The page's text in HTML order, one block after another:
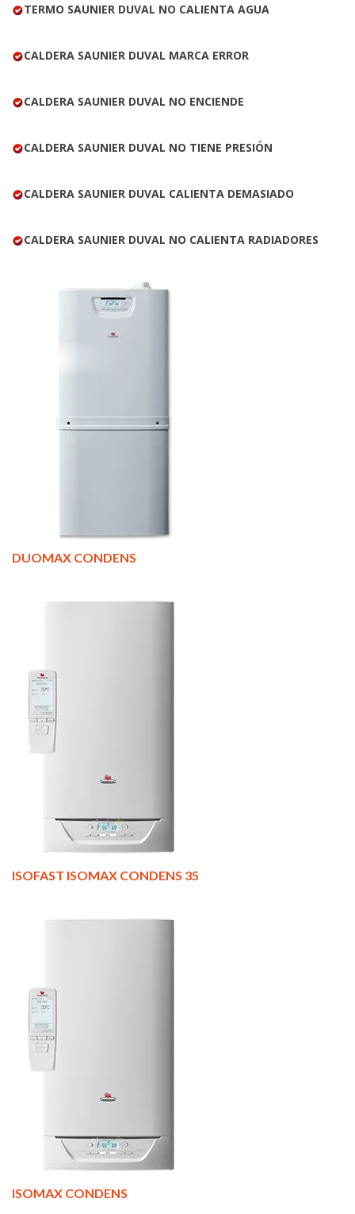
TERMO SAUNIER DUVAL NO CALIENTA AGUA
CALDERA SAUNIER DUVAL MARCA ERROR
CALDERA SAUNIER DUVAL NO ENCIENDE
CALDERA SAUNIER DUVAL NO TIENE PRESIÓN
CALDERA SAUNIER DUVAL CALIENTA DEMASIADO
CALDERA SAUNIER DUVAL NO CALIENTA RADIADORES
DUOMAX CONDENS
ISOFAST ISOMAX CONDENS 35
ISOMAX CONDENS